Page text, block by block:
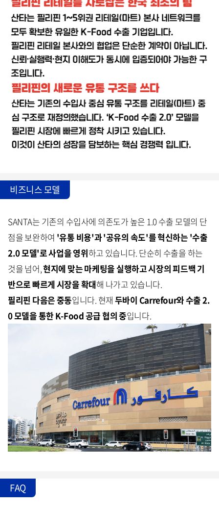
비즈니스 모델
SANTA는 기존의 수입사에 의존도가 높은 1.0 수출 모델의 단
점을 보완하여 '유통 비용'과 '공유의 속도'를 혁신하는 '수출
2.0 모델'로 사업을 영위하고 있습니다. 단순히 수출을 하는
것을 넘어,현지에 맞는 마케팅을 실행하고 시장의 피드백 기
반으로 빠르게 시장을 확대해 나가고 있습니다.
필리핀 다음은 중동입니다. 현재 두바이 Carrefour와 수출 2.
0 모델을 통한 K-Food 공급 협의 중입니다.
FAQ